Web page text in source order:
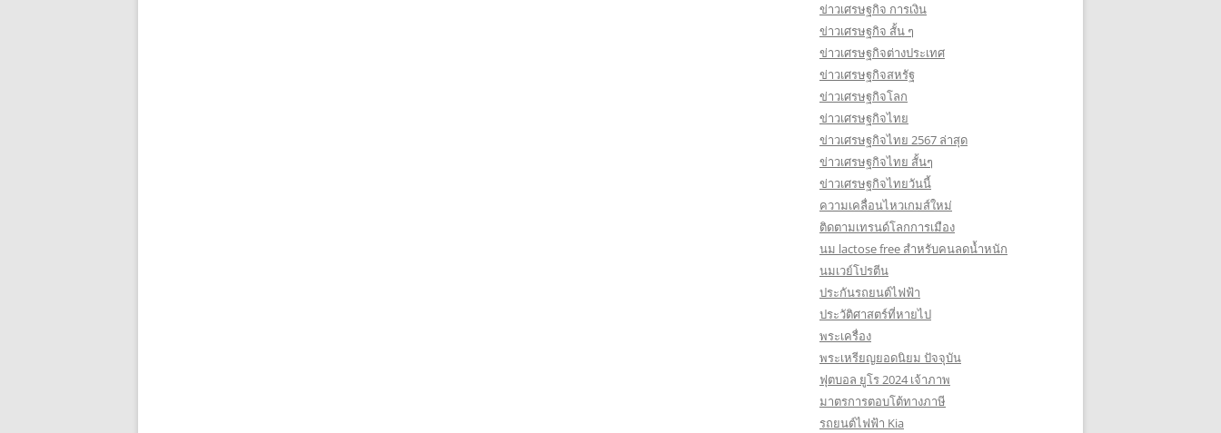
ข่าวเศรษฐกิจ การเงิน
ข่าวเศรษฐกิจ สั้น ๆ
ข่าวเศรษฐกิจต่างประเทศ
ข่าวเศรษฐกิจสหรัฐ
ข่าวเศรษฐกิจโลก
ข่าวเศรษฐกิจไทย
ข่าวเศรษฐกิจไทย 2567 ล่าสุด
ข่าวเศรษฐกิจไทย สั้นๆ
ข่าวเศรษฐกิจไทยวันนี้
ความเคลื่อนไหวเกมส์ใหม่
ติดตามเทรนด์โลกการเมือง
นม lactose free สำหรับคนลดน้ำหนัก
นมเวย์โปรตีน
ประกันรถยนต์ไฟฟ้า
ประวัติศาสตร์ที่หายไป
พระเครื่อง
พระเหรียญยอดนิยม ปัจจุบัน
ฟุตบอล ยูโร 2024 เจ้าภาพ
มาตรการตอบโต้ทางภาษี
รถยนต์ไฟฟ้า Kia